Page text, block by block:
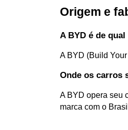
Origem e
A BYD é de
A BYD (Build
Onde os carros
A BYD opera seu
marca com o